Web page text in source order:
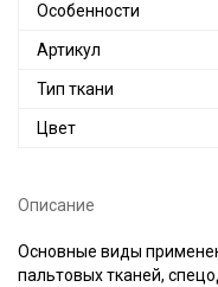
Особенности
Артикул
Тип ткани
Цвет
Описание
Основные виды
пальтовых тканей,
промокоды и
Электронная почта